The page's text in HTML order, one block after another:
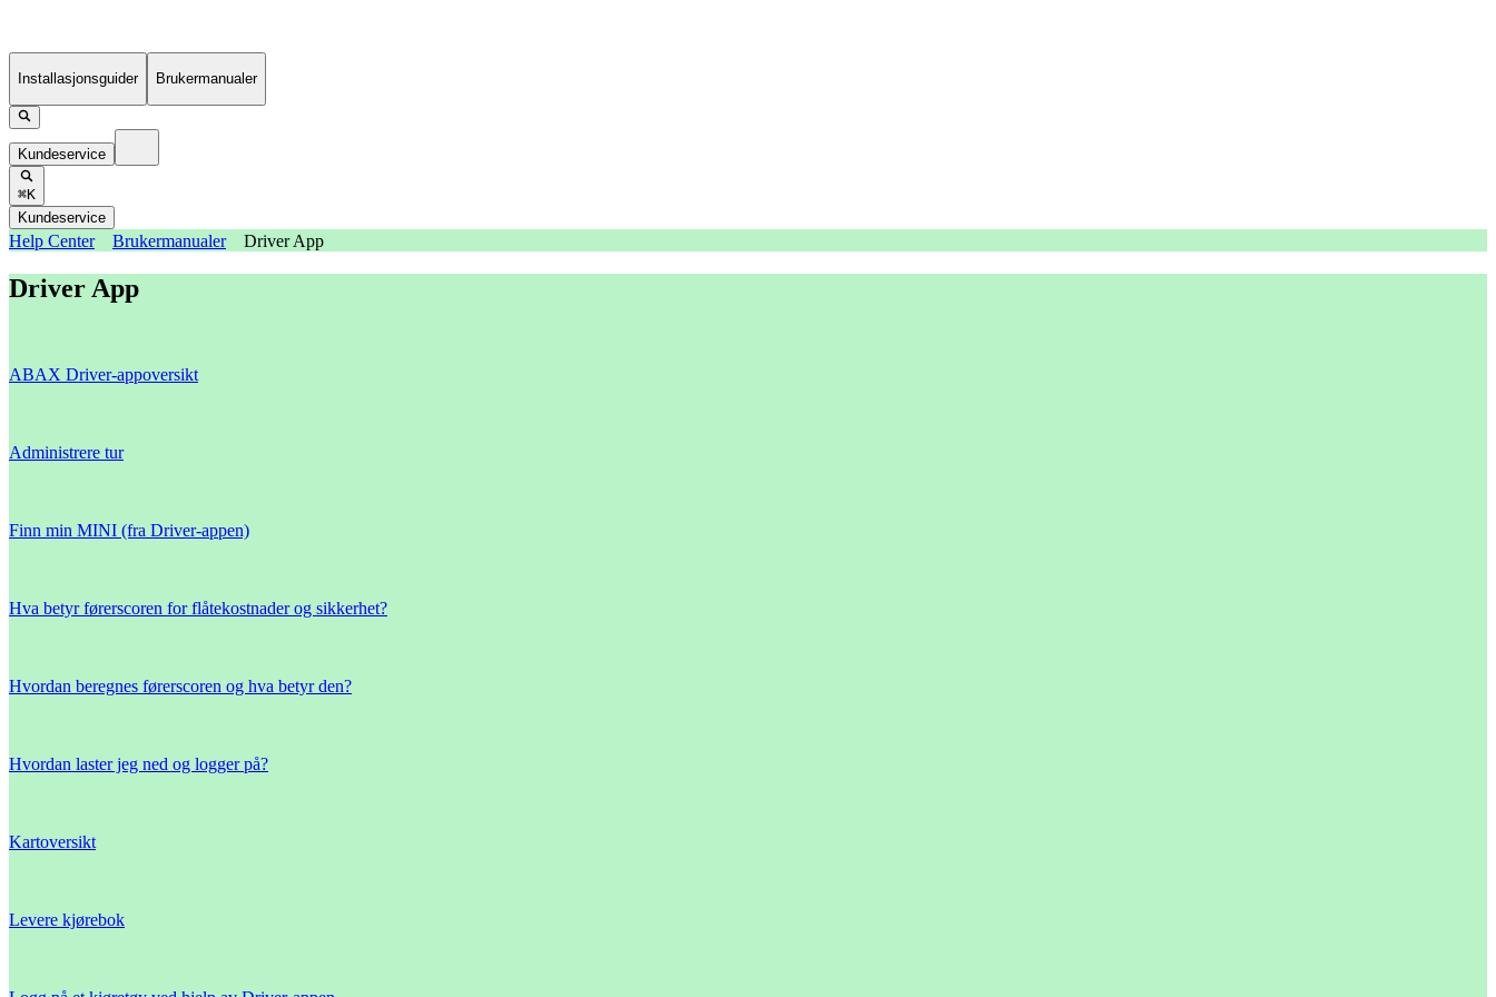
Installasjonsguider Brukermanualer
Kundeservice
⌘K
Kundeservice
Help Center Brukermanualer Driver App
Driver App
ABAX Driver-appoversikt
Administrere tur
Finn min MINI (fra Driver-appen)
Hva betyr førerscoren for flåtekostnader og sikkerhet?
Hvordan beregnes førerscoren og hva betyr den?
Hvordan laster jeg ned og logger på?
Kartoversikt
Levere kjørebok